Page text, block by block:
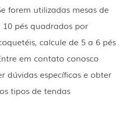
forem utilizadas mesas de
pés quadrados por
calcule de 5 a 6 pés
em contato conosco
dúvidas específicas e obter
tipos de tendas